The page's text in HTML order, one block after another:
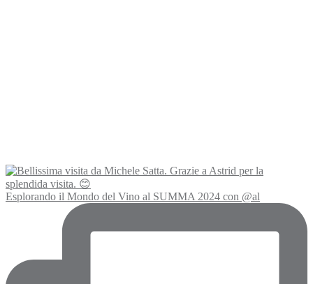
Esplorando il Mondo del Vino al SUMMA 2024 con @al